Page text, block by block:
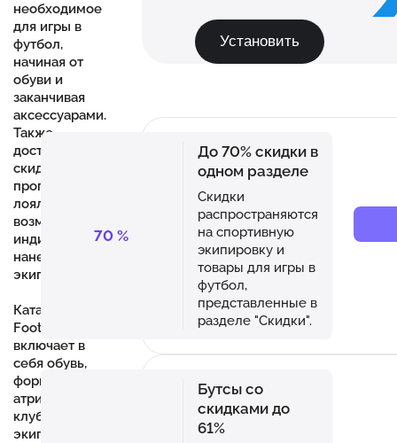
необходимое
для игры в
футбол,
начиная от
обуви и
заканчивая
аксессуарами.
Также
доступны
скидки,
программа
лояльности и
возможность
индивидуального
нанесения на
экипировку.
Каталог
Footballstore.ru
включает в
себя обувь,
форму с
атрибутикой
клубов,
экипировку
Установить
70 %
До 70% скидки в
одном разделе
Скидки
распространяются
на спортивную
экипировку и
товары для игры в
футбол,
представленные в
разделе "Скидки".
Бутсы со
скидками до
61%